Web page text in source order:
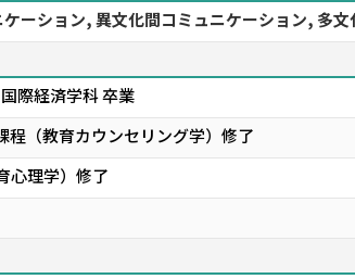
ーション, 異文化間コミュニケーション, 多文
際経済学科 卒業
程（教育カウンセリング学）修了
心理学）修了